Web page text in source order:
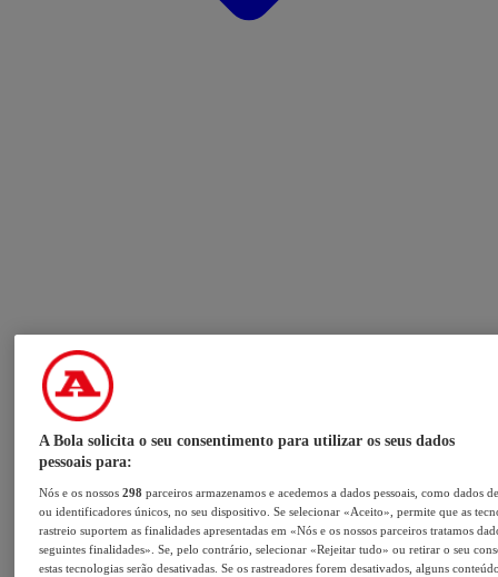
A Bola solicita o seu consentimento para utilizar os seus dados
pessoais para:
Nós e os nossos298 parceiros armazenamos e acedemos a dados pessoais, como dados
ou identificadores únicos, no seu dispositivo. Se selecionar «Aceito», permite que as
rastreio suportem as finalidades apresentadas em «Nós e os nossos parceiros tratamos
seguintes finalidades». Se, pelo contrário, selecionar «Rejeitar tudo» ou retirar o seu
estas tecnologias serão desativadas. Se os rastreadores forem desativados, alguns